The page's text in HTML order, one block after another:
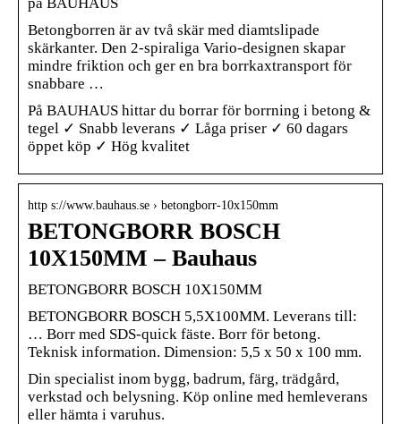
Betongborren är av två skär med diamtslipade
skärkanter. Den 2-spiraliga Vario-designen skapar
mindre friktion och ger en bra borrkaxtransport för
snabbare …
På BAUHAUS hittar du borrar för borrning i betong &
tegel ✓ Snabb leverans ✓ Låga priser ✓ 60 dagars
öppet köp ✓ Hög kvalitet
http s://www.bauhaus.se › betongborr-10x150mm
BETONGBORR BOSCH
10X150MM – Bauhaus
BETONGBORR BOSCH 10X150MM
BETONGBORR BOSCH 5,5X100MM. Leverans till:
… Borr med SDS-quick fäste. Borr för betong.
Teknisk information. Dimension: 5,5 x 50 x 100 mm.
Din specialist inom bygg, badrum, färg, trädgård,
verkstad och belysning. Köp online med hemleverans
eller hämta i varuhus.